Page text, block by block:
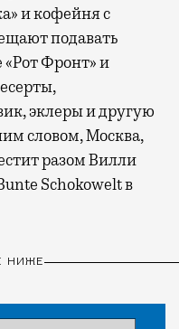
и кофейня с
подавать
Фронт» и
эклеры и другую
словом, Москва,
разом Вилли
Schokowelt в
НИЖЕ